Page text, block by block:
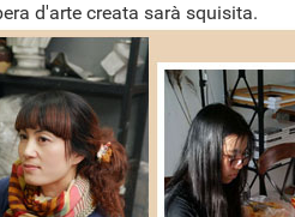
d'arte creata sarà squisita.